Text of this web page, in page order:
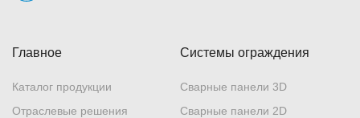
Главное
Каталог продукции
Отраслевые решения
Системы ограждения
Сварные панели 3D
Сварные панели 2D